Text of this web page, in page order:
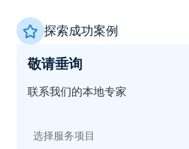
探索成功案例
敬请垂询
联系我们的本地专家